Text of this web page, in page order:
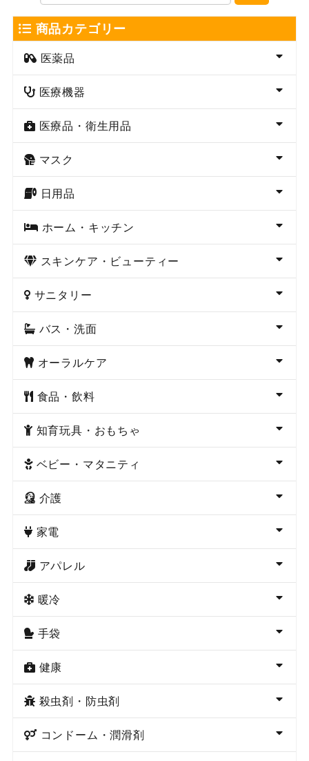
商品カテゴリー
医薬品
医療機器
医療品・衛生用品
マスク
日用品
ホーム・キッチン
スキンケア・ビューティー
サニタリー
バス・洗面
オーラルケア
食品・飲料
知育玩具・おもちゃ
ベビー・マタニティ
介護
家電
アパレル
暖冷
手袋
健康
殺虫剤・防虫剤
コンドーム・潤滑剤